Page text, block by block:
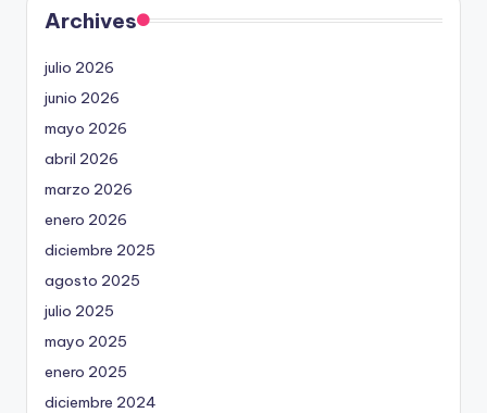
Archives
julio 2026
junio 2026
mayo 2026
abril 2026
marzo 2026
enero 2026
diciembre 2025
agosto 2025
julio 2025
mayo 2025
enero 2025
diciembre 2024